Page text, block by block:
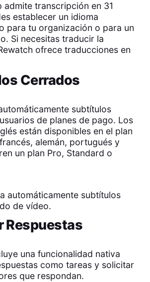
admite transcripción en 31
establecer un idioma
para tu organización o para un
Si necesitas traducir la
ofrece traducciones en
Cerrados
subtítulos
de planes de pago. Los
están disponibles en el plan
alemán, portugués y
un plan Pro, Standard o
automáticamente subtítulos
de vídeo.
Respuestas
una funcionalidad nativa
como tareas y solicitar
que respondan.